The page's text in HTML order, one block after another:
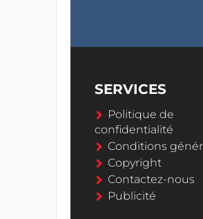
SERVICES
Politique de
confidentialité
Conditions
Copyright
Contactez-nous
Publicité